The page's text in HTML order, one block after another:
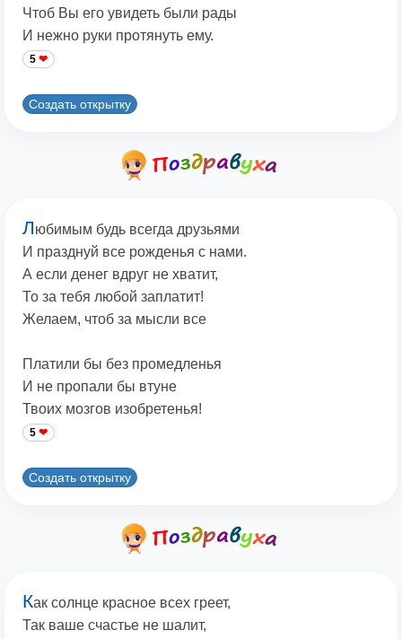
Чтоб Вы его увидеть были рады
И нежно руки протянуть ему.
5
Создать открытку
Любимым будь всегда друзьями
И празднуй все рожденья с нами.
А если денег вдруг не хватит,
То за тебя любой заплатит!
Желаем, чтоб за мысли все
Платили бы без промедленья
И не пропали бы втуне
Твоих мозгов изобретенья!
5
Создать открытку
Как солнце красное всех греет,
Так ваше счастье не шалит,